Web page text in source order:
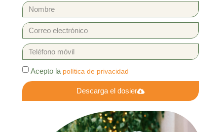
Acepto la política de privacidad
Descarga el dosier